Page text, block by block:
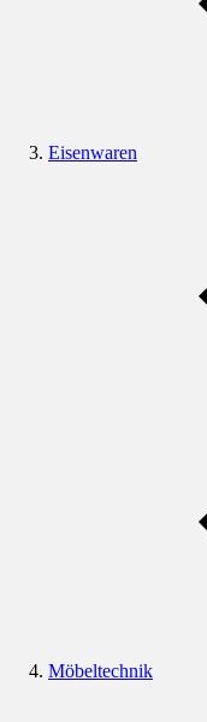
Eisenwaren
Möbeltechnik